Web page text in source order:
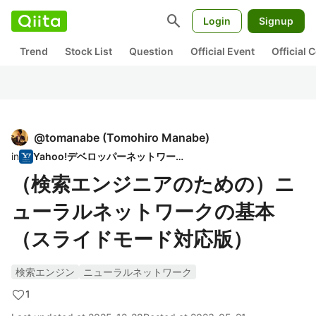
search Login Signup
Trend Stock List Question Official Event Official
@tomanabe (Tomohiro Manabe)
in Yahoo!デベロッパーネットワーク
（検索エンジニアのための）ニ
ューラルネットワークの基本
（スライドモード対応版）
検索エンジン
ニューラルネットワーク
1